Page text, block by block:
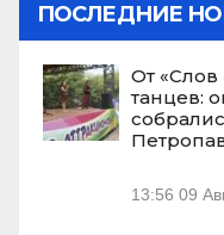
ПОСЛЕДНИЕ
От
танцев:
13:56 09